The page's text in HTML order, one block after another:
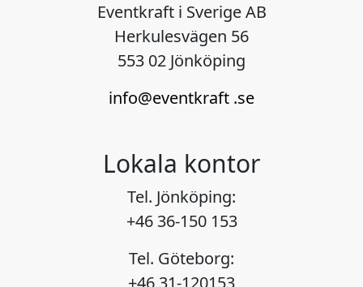
Eventkraft i Sverige AB
Herkulesvägen 56
553 02 Jönköping
info@eventkraft .se
Lokala kontor
Tel. Jönköping:
+46 36-150 153
Tel. Göteborg: